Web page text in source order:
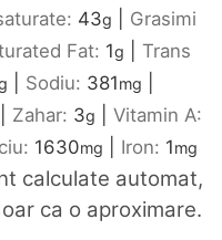
43g
Grasimi
Fat: 1g
Trans
Sodiu: 381mg
Zahar: 3g
Vitamin A:
1630mg Iron: 1mg
ca o aproximare.